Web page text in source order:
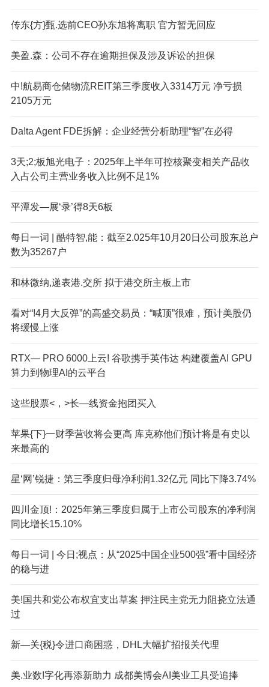
传东{方}甄.选前CEO孙东旭将离职 官方暂无回应
美盈.森：公司不存在逾期担保及涉及诉讼的担保
中!航易商仓储物流REIT第三季度收入3314万元 净亏损
2105万元
Da!ta Agent FDE拆解：企业经营分析助理“智”在必得
3天;2;板旭光电子：2025年上半年可控核聚变相关产品收
入占公司主营业务收入比例不足1%
平潭发—展‘录’得8天6板
每日一词 | 酷特智,能：截至2.025年10月20日公司股东总户
数为35267户
和林微纳,递表港.交所 拟于港交所主板上市
看对“!4月大反弹”的高盛交易员：“喊顶”很难，预计美股仍
将缓慢上涨
RTX— PRO 6000上云! 谷歌携手英伟达 构建覆盖AI GPU
算力到物理AI的云平台
这些股票<，>长—线资金抱团买入
苹果{下}一财季营收将会更高 库克称他们预计将是有史以
来最高的
星‘网’锐捷：第三季度归母净利润1.32亿元 同比下降3.74%
四川金顶!：2025年第三季度归属于上市公司股东的净利润
同比增长15.10%
每日一词 | 今日;视点：从“2025中国企业500强”看中国经济
的稳与进
美!国共和党公布权宜支出草案 押注民主党无力阻挠立法通
过
新—关{税}令进口商困惑，DHL大幅扩招报关代理
美.业数!字化再添新助力 成都美博会AI美业工具受追捧